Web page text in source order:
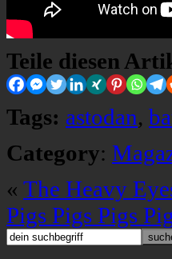
Teile diesen
Tags: astodan,
Category:
« The Heavy
Pigs Pigs Pigs